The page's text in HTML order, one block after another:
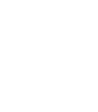
Treppen- und
Altbausanierungen,
zu den